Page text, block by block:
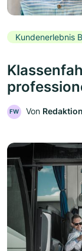
Kundenerlebnis
FW Von